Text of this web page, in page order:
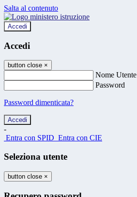
Salta al contenuto
Accedi
Accedi
button close ×
Nome Utente
Password
Password dimenticata?
-
Entra con SPID Entra con CIE
Seleziona utente
button close ×